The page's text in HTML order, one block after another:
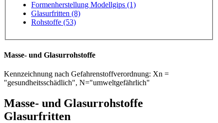
Formenherstellung Modellgips (1)
Glasurfritten (8)
Rohstoffe (53)
Masse- und Glasurrohstoffe
Kennzeichnung nach Gefahrenstoffverordnung: Xn =
"gesundheitsschädlich", N="umweltgefährlich"
Masse- und Glasurrohstoffe
Glasurfritten